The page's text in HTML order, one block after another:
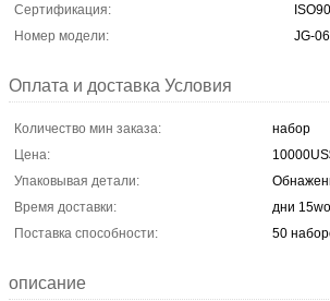
Сертификация:
Номер модели:
JG-06
Оплата и доставка Условия
Количество мин заказа:
набор
Цена:
Упаковывая детали:
Время доставки:
дни
Поставка способности:
50
описание